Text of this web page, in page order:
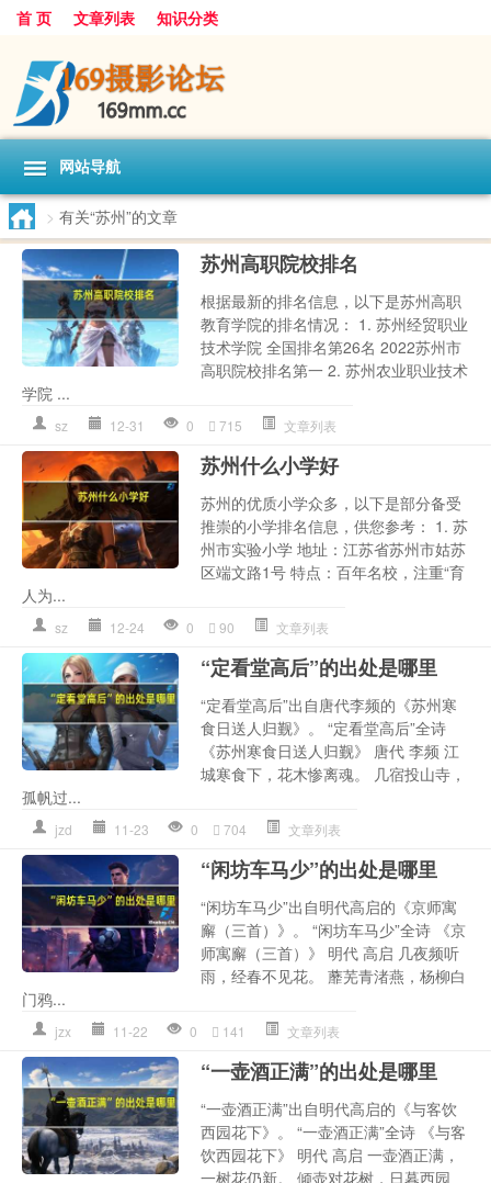
首 页 文章列表 知识分类
网站导航
> 有关“苏州”的文章
苏州高职院校排名
根据最新的排名信息，以下是苏州高职
教育学院的排名情况： 1. 苏州经贸职业
技术学院 全国排名第26名 2022苏州市
高职院校排名第一 2. 苏州农业职业技术
学院 ...
sz 12-31 0 715 文章列表
苏州什么小学好
苏州的优质小学众多，以下是部分备受
推崇的小学排名信息，供您参考： 1. 苏
州市实验小学 地址：江苏省苏州市姑苏
区端文路1号 特点：百年名校，注重“育
人为...
sz 12-24 0 90 文章列表
“定看堂高后”的出处是哪里
“定看堂高后”出自唐代李频的《苏州寒
食日送人归觐》。 “定看堂高后”全诗
《苏州寒食日送人归觐》 唐代 李频 江
城寒食下，花木惨离魂。 几宿投山寺，
孤帆过...
jzd 11-23 0 704 文章列表
“闲坊车马少”的出处是哪里
“闲坊车马少”出自明代高启的《京师寓
廨（三首）》。 “闲坊车马少”全诗 《京
师寓廨（三首）》 明代 高启 几夜频听
雨，经春不见花。 蘼芜青渚燕，杨柳白
门鸦...
jzx 11-22 0 141 文章列表
“一壶酒正满”的出处是哪里
“一壶酒正满”出自明代高启的《与客饮
西园花下》。 “一壶酒正满”全诗 《与客
饮西园花下》 明代 高启 一壶酒正满，
一树花仍新。 倾壶对花树，日暮西园